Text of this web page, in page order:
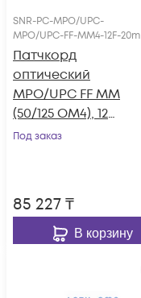
SNR-PC-MPO/UPC-
MPO/UPC-FF-MM4-12F-20m
Патчкорд
оптический
MPO/UPC FF MM
(50/125 OM4), 12
волокон, 20 метров
Под заказ
85 227₸
В корзину